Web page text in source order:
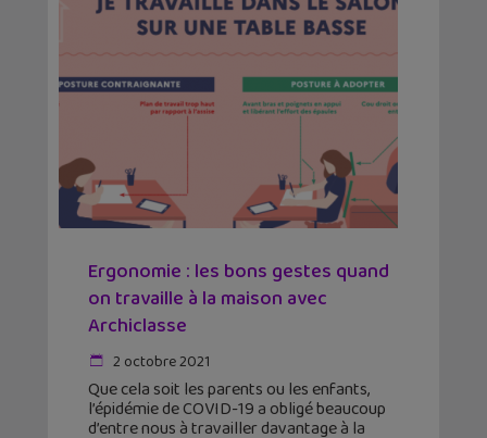
Ergonomie : les bons gestes quand
on travaille à la maison avec
Archiclasse
2 octobre 2021
Que cela soit les parents ou les enfants,
l’épidémie de COVID-19 a obligé beaucoup
d’entre nous à travailler davantage à la